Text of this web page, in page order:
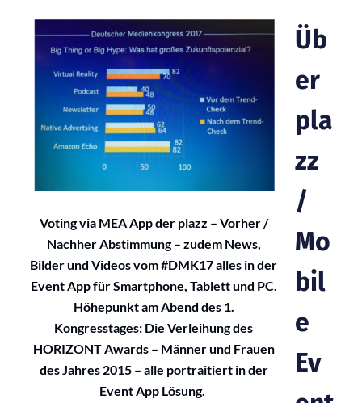
Voting via MEA App der plazz – Vorher /
Nachher Abstimmung – zudem News,
Bilder und Videos vom #DMK17 alles in der
Event App für Smartphone, Tablett und PC.
Höhepunkt am Abend des 1.
Kongresstages: Die Verleihung des
HORIZONT Awards – Männer und Frauen
des Jahres 2015 – alle portraitiert in der
Event App Lösung.
Üb
er
pla
zz
/
Mo
bil
e
Ev